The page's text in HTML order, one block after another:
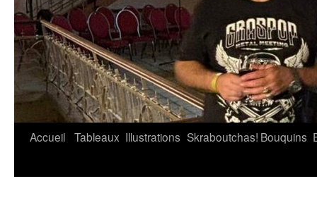
Accueil Tableaux Illustrations Skraboutchas! Bouquins